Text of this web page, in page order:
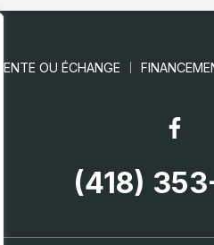
VENTE OU ÉCHANGE
(418)